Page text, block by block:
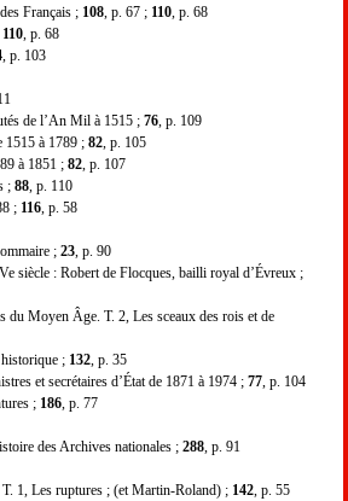
Français ; 108 , p. 67 ; 110 , p. 68
110 , p. 68
, p. 103
de l’An Mil à 1515 ; 76 , p. 109
à 1789 ; 82 , p. 105
à 1851 ; 82 , p. 107
; 88 , p. 110
; 116 , p. 58
; 23 , p. 90
siècle : Robert de Flocques, bailli royal d’Évreux ;
du Moyen Âge. T. 2, Les sceaux des rois et de
; 132 , p. 35
et secrétaires d’État de 1871 à 1974 ; 77 , p. 104
; 186 , p. 77
des Archives nationales ; 288 , p. 91
1, Les ruptures ; (et Martin-Roland) ; 142 , p. 55